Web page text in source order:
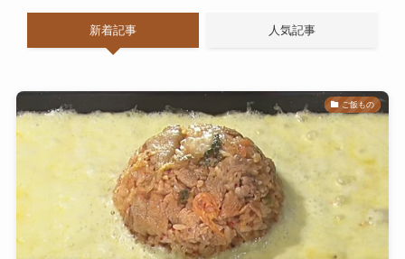
新着記事 人気記事
ご飯もの